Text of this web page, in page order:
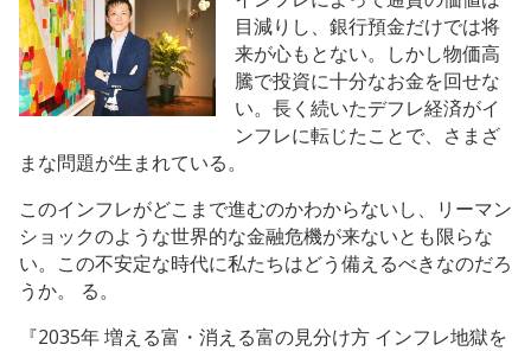
目減りし、銀行預金だけでは将
来が心もとない。しかし物価高
騰で投資に十分なお金を回せな
い。長く続いたデフレ経済がイ
ンフレに転じたことで、さまざ
まな問題が生まれている。
このインフレがどこまで進むのかわからないし、リーマン
ショックのような世界的な金融危機が来ないとも限らな
い。この不安定な時代に私たちはどう備えるべきなのだろ
うか。 る。
『2035年 増える富・消える富の見分け方 インフレ地獄を